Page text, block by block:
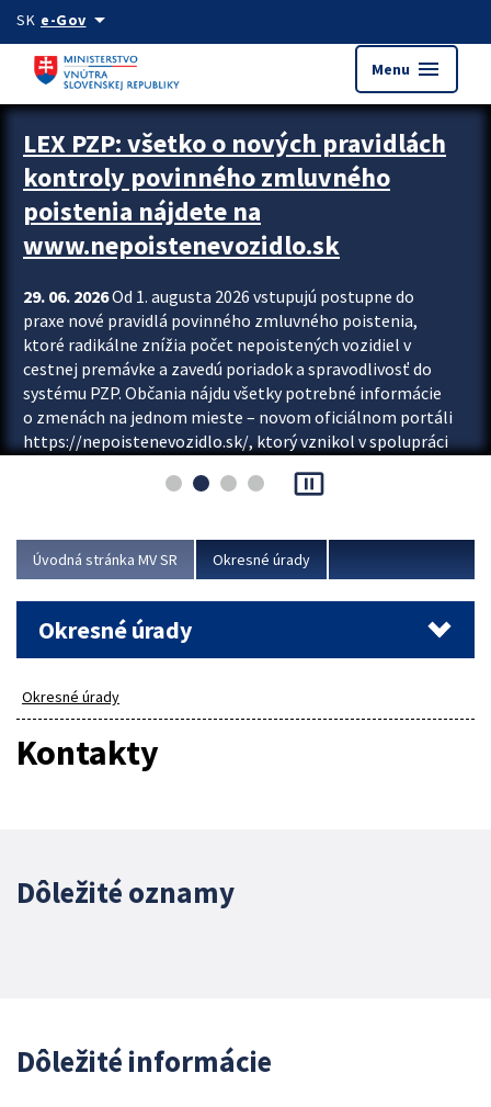
Preskocit na hlavný obsah
SK e-Govarrow_drop_down
Menu menu
Zastavit automatický posun upútavok
LEX PZP: všetko o nových pravidlách
kontroly povinného zmluvného
poistenia nájdete na
www.nepoistenevozidlo.sk
29. 06. 2026Od 1. augusta 2026 vstupujú postupne do
praxe nové pravidlá povinného zmluvného poistenia,
ktoré radikálne znížia počet nepoistených vozidiel v
cestnej premávke a zavedú poriadok a spravodlivosť do
systému PZP. Občania nájdu všetky potrebné informácie
o zmenách na jednom mieste – novom oficiálnom portáli
https://nepoistenevozidlo.sk/, ktorý vznikol v spolupráci
asociácie poisťovní (SLASPO) a Ministerstva vnútra SR.
Viac
pause_presentation
Úvodná stránka MV SR Okresné úrady
Okresné úrady
Okresné úrady
Kontakty
Dôležité oznamy
Dôležité informácie